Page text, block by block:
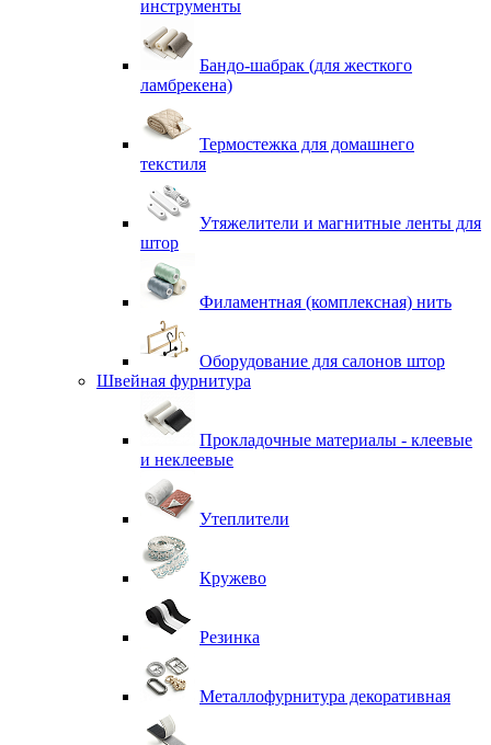
инструменты
Бандо-шабрак (для жесткого
ламбрекена)
Термостежка для домашнего
текстиля
Утяжелители и магнитные ленты для
штор
Филаментная (комплексная) нить
Оборудование для салонов штор
Швейная фурнитура
Прокладочные материалы - клеевые
и неклеевые
Утеплители
Кружево
Резинка
Металлофурнитура декоративная